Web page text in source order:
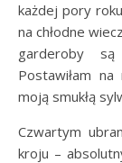
każdej pory
na chłodne
garderoby
Postawiłam
moją smukłą
Czwartym
kroju –